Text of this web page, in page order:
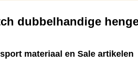
dubbelhandige
materiaal en Sale artikelen